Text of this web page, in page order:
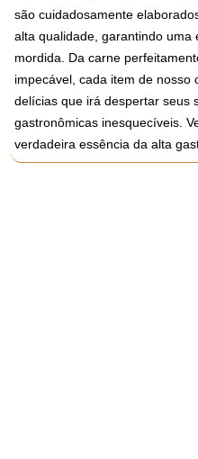
são cuidadosamente
alta qualidade, garantindo uma
mordida. Da carne
impecável, cada item de nosso
delícias que irá despertar seus
gastronômicas inesquecíveis.
verdadeira essência da alta